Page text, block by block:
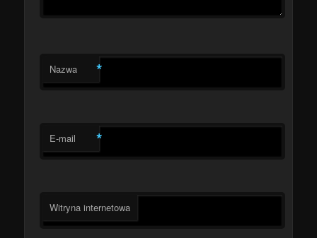
Nazwa *
E-mail *
Witryna internetowa